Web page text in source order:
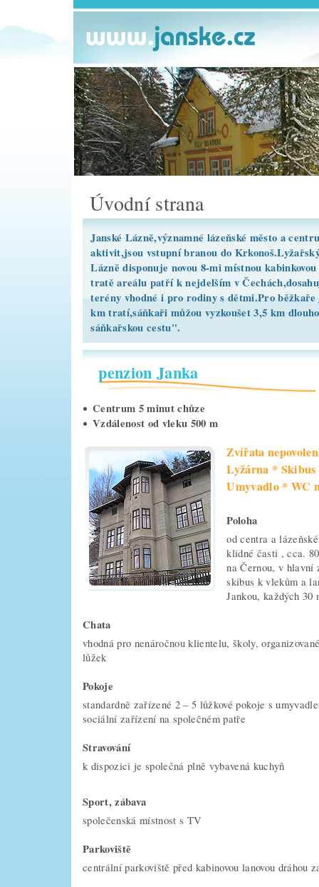
Úvodní strana
Janské Lázně,významné lázeňské město a
aktivit,jsou vstupní branou do
Lázně disponuje novou 8-mi místnou
tratě areálu patří k nejdelším v
terény vhodné i pro rodiny s dětmi.Pro běžkaře
km tratí,sáňkaři můžou vyzkoušet 3,5 km
sáňkařskou cestu".
penzion Janka
Centrum 5 minut chůze
Vzdálenost od vleku 500 m
Zvířata
Lyžárna *
Umyvadlo * WC
Poloha
od centra a
klidné časti , cca.
na Černou, v hlavní
skibus k vlekům a
Jankou, každých 30
Chata
vhodná pro nenáročnou klientelu, školy,
lůžek
Pokoje
standardně zařízené 2 – 5 lůžkové pokoje s
sociální zařízení na společném patře
Stravování
k dispozici je společná plně vybavená kuchyň
Sport, zábava
společenská místnost s TV
Parkoviště
centrální parkoviště před kabinovou lanovou dráhou